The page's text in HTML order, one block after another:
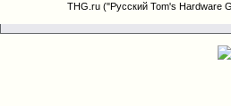
THG.ru ("Русский Tom's Hardware